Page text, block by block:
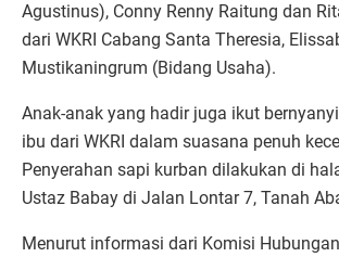
Agustinus), Conny Renny Raitung dan
dari WKRI Cabang Santa Theresia,
Mustikaningrum (Bidang Usaha).
Anak-anak yang hadir juga ikut
ibu dari WKRI dalam suasana penuh
Penyerahan sapi kurban dilakukan di
Ustaz Babay di Jalan Lontar 7, Tanah
Menurut informasi dari Komisi